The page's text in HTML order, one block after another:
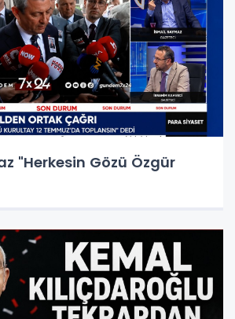
"Herkesin Gözü Özgür